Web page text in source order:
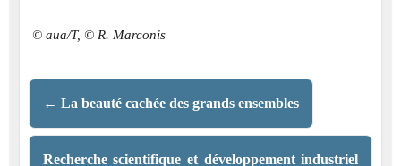
© aua/T, © R. Marconis
← La beauté cachée des grands ensembles
Recherche scientifique et développement industriel